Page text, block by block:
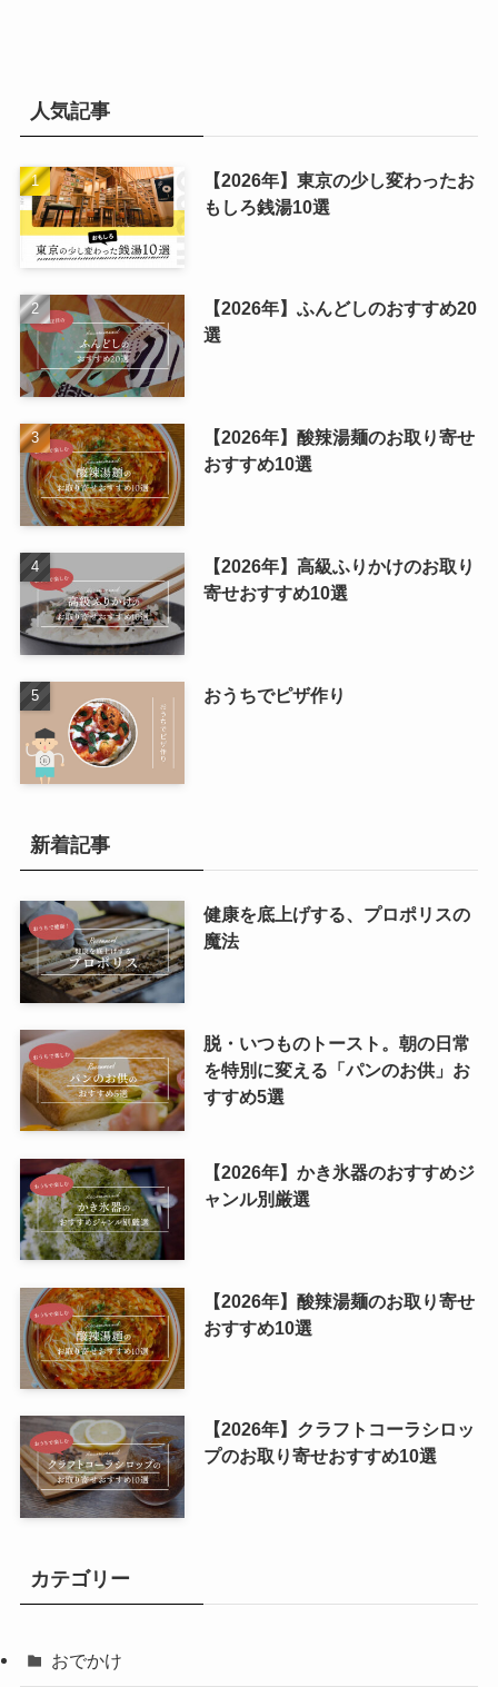
人気記事
【2026年】東京の少し変わったお
もしろ銭湯10選
【2026年】ふんどしのおすすめ20
選
【2026年】酸辣湯麺のお取り寄せ
おすすめ10選
【2026年】高級ふりかけのお取り
寄せおすすめ10選
おうちでピザ作り
新着記事
健康を底上げする、プロポリスの
魔法
脱・いつものトースト。朝の日常
を特別に変える「パンのお供」お
すすめ5選
【2026年】かき氷器のおすすめジ
ャンル別厳選
【2026年】酸辣湯麺のお取り寄せ
おすすめ10選
【2026年】クラフトコーラシロッ
プのお取り寄せおすすめ10選
カテゴリー
おでかけ